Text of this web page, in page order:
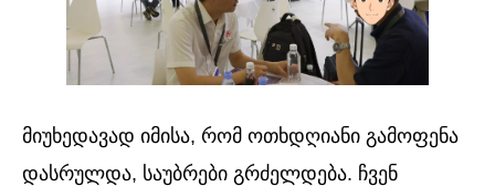
მიუხედავად იმისა, რომ ოთხდღიანი გამოფენა
დასრულდა, საუბრები გრძელდება. ჩვენ